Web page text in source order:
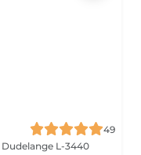
49
Dudelange L-3440